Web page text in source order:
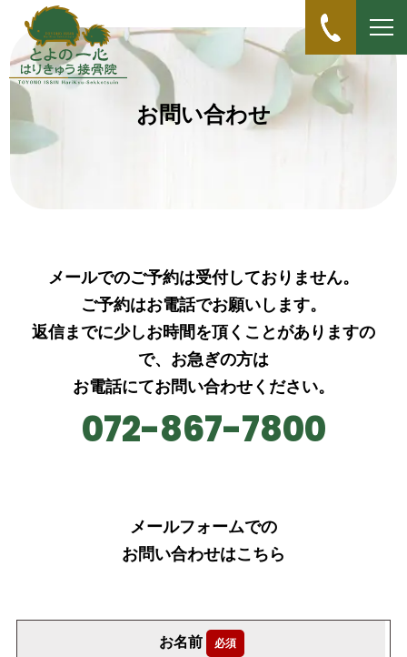
お問い合わせ
メールでのご予約は受付しておりません。
ご予約はお電話でお願いします。
返信までに少しお時間を頂くことがありますの
で、お急ぎの方は
お電話にてお問い合わせください。
072-867-7800
メールフォームでの
お問い合わせはこちら
お名前 必須